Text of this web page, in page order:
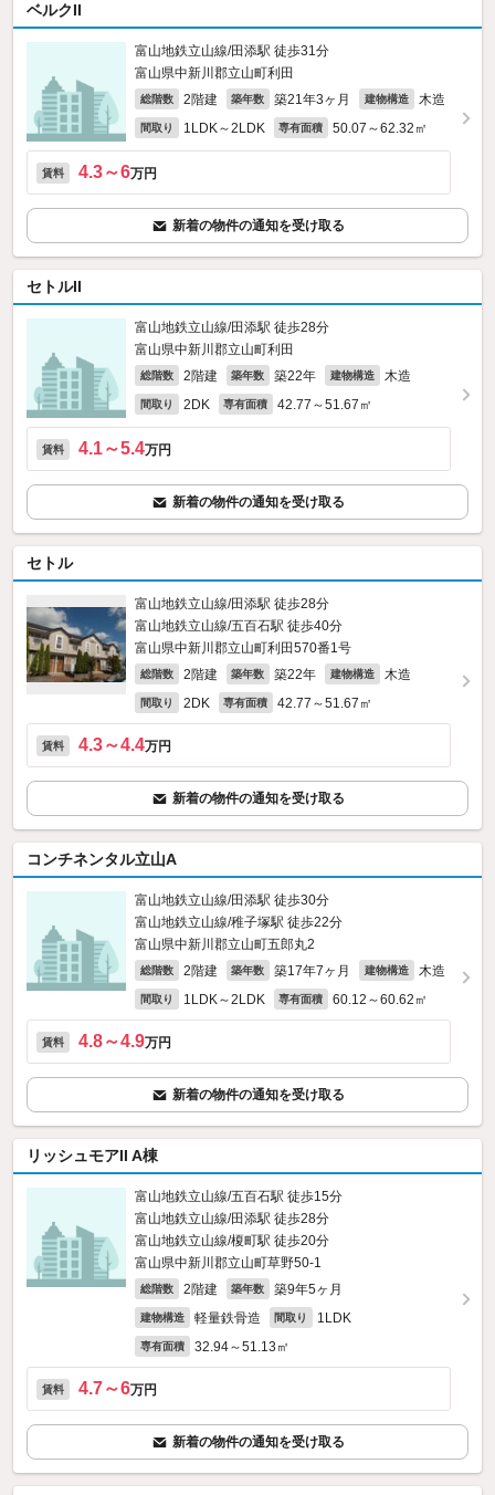
ベルクII
富山地鉄立山線/田添駅 徒歩31分
富山県中新川郡立山町利田
総階数 2階建 築年数 築21年3ヶ月 建物構造 木造
間取り 1LDK～2LDK 専有面積 50.07～62.32㎡
賃料 4.3～6万円
新着の物件の通知を受け取る
セトルII
富山地鉄立山線/田添駅 徒歩28分
富山県中新川郡立山町利田
総階数 2階建 築年数 築22年 建物構造 木造
間取り 2DK 専有面積 42.77～51.67㎡
賃料 4.1～5.4万円
新着の物件の通知を受け取る
セトル
富山地鉄立山線/田添駅 徒歩28分
富山地鉄立山線/五百石駅 徒歩40分
富山県中新川郡立山町利田570番1号
総階数 2階建 築年数 築22年 建物構造 木造
間取り 2DK 専有面積 42.77～51.67㎡
賃料 4.3～4.4万円
新着の物件の通知を受け取る
コンチネンタル立山A
富山地鉄立山線/田添駅 徒歩30分
富山地鉄立山線/稚子塚駅 徒歩22分
富山県中新川郡立山町五郎丸2
総階数 2階建 築年数 築17年7ヶ月 建物構造 木造
間取り 1LDK～2LDK 専有面積 60.12～60.62㎡
賃料 4.8～4.9万円
新着の物件の通知を受け取る
リッシュモアII A棟
富山地鉄立山線/五百石駅 徒歩15分
富山地鉄立山線/田添駅 徒歩28分
富山地鉄立山線/榎町駅 徒歩20分
富山県中新川郡立山町草野50-1
総階数 2階建 築年数 築9年5ヶ月
建物構造 軽量鉄骨造 間取り 1LDK
専有面積 32.94～51.13㎡
賃料 4.7～6万円
新着の物件の通知を受け取る